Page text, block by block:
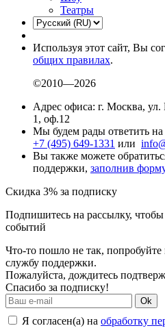
Театры
Используя этот сайт, Вы
общих правилах.
©2010—2026
Адрес офиса: г. Москва,
1, оф.12
Мы будем рады ответить
+7 (495) 649-1331 или
Вы также можете
поддержки, заполнив
Скидка 3% за подписку
Подпишитесь на рассылку,
событий
Что-то пошло не так, попробуйте
службу поддержки.
Пожалуйста, дождитесь
Спасибо за подписку!
Ok
Я согласен(а) на обработку